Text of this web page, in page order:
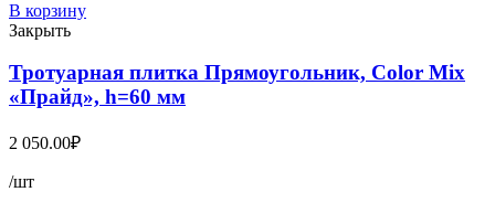
В корзину
Закрыть
Тротуарная плитка Прямоугольник, Color Mix
«Прайд», h=60 мм
2 050.00₽
/шт